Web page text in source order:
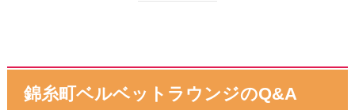
錦糸町ベルベットラウンジのQ&A